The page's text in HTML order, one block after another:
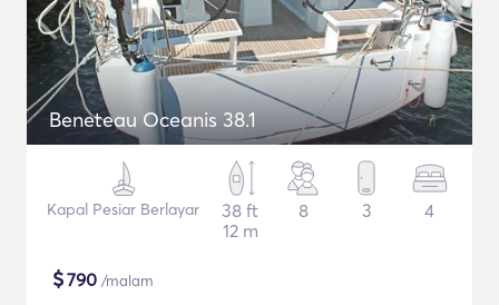
Beneteau Oceanis 38.1
Kapal Pesiar Berlayar
38 ft
12 m
8 3 4
$790 /malam